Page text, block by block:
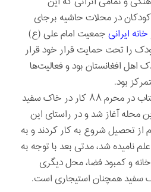
در محلات حاشیه برجای
خانه ایرانیجمعیت امام علی (ع)
خاک سفید، ۱۵ کودک را تحت حمایت قرار خود قرار
اهل افغانستان بود و فعالیت‌ها
بود.
با شروع طرح کودکان بی‌کتاب در محرم ۸۸ کار در خاک سفید
متری در این محله آغاز شد و در راستای این
از تحصیل شروع به کار کردند و به
نامیده شد، مدتی بعد با توجه به
و کمبود فضا، محل دیگری
سفید همچنان استیجاری است.